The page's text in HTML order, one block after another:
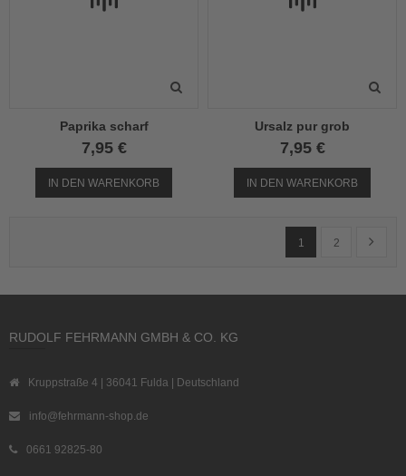
Paprika scharf
7,95 €
IN DEN WARENKORB
Ursalz pur grob
7,95 €
IN DEN WARENKORB
1
2
Weiter
RUDOLF FEHRMANN GMBH & CO. KG
Kruppstraße 4 | 36041 Fulda | Deutschland
info@fehrmann-shop.de
0661 92825-80